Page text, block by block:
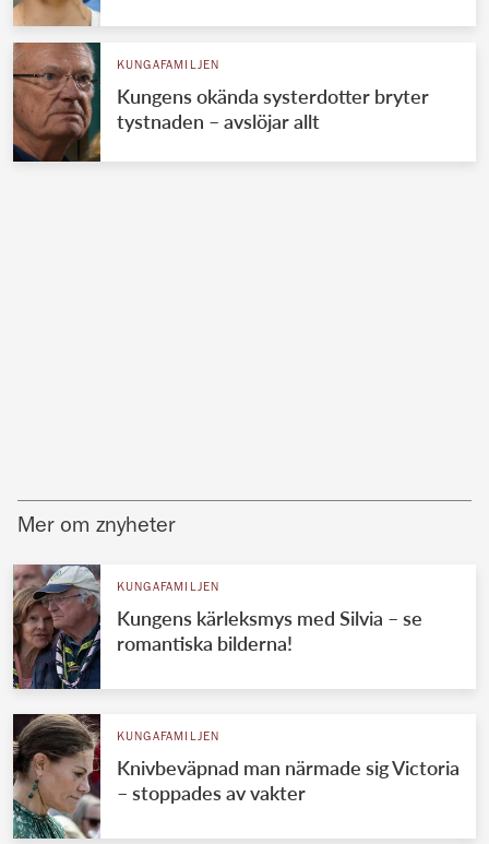
KUNGAFAMILJEN
Kungens okända systerdotter bryter
tystnaden – avslöjar allt
Mer om znyheter
KUNGAFAMILJEN
Kungens kärleksmys med Silvia – se
romantiska bilderna!
KUNGAFAMILJEN
Knivbeväpnad man närmade sig Victoria
– stoppades av vakter